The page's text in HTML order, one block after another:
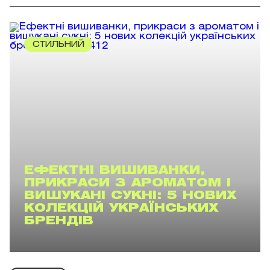
СТИЛЬНИЙ
ЕФЕКТНІ ВИШИВАНКИ,
ПРИКРАСИ З АРОМАТОМ І
ВИШУКАНІ СУКНІ: 5 НОВИХ
КОЛЕКЦІЙ УКРАЇНСЬКИХ
БРЕНДІВ